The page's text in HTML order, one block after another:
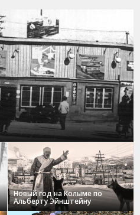
Новый год на Колыме по
Альберту Эйнштейну